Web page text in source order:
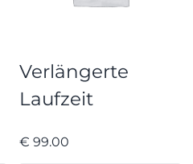
Verlängerte
Laufzeit
€ 99.00